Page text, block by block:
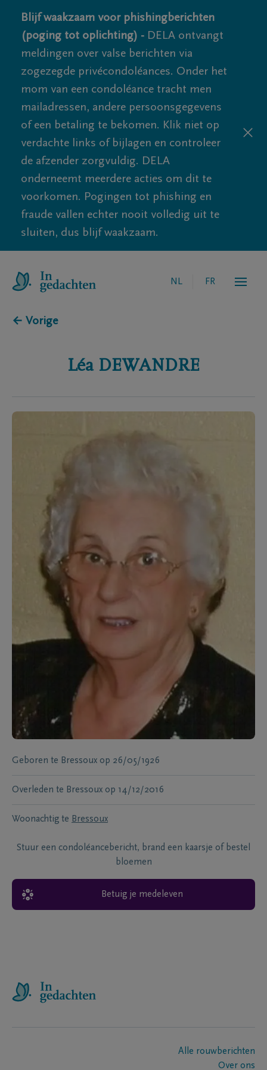
Blijf waakzaam voor phishingberichten
(poging tot oplichting) - DELA ontvangt
meldingen over valse berichten via
zogezegde privécondoléances. Onder het
mom van een condoléance tracht men
mailadressen, andere persoonsgegevens
of een betaling te bekomen. Klik niet op
verdachte links of bijlagen en controleer
de afzender zorgvuldig. DELA
onderneemt meerdere acties om dit te
voorkomen. Pogingen tot phishing en
fraude vallen echter nooit volledig uit te
sluiten, dus blijf waakzaam.
NL FR
← Vorige
Léa DEWANDRE
Geboren te Bressoux op 26/05/1926
Overleden te Bressoux op 14/12/2016
Woonachtig te Bressoux
Stuur een condoléancebericht, brand een kaarsje of bestel
bloemen
Betuig je medeleven
Alle rouwberichten
Over ons